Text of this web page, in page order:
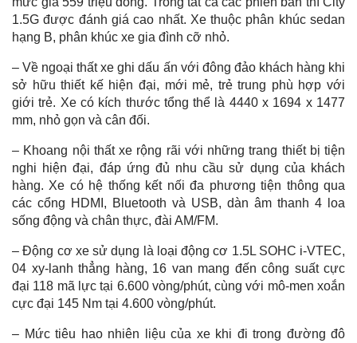
1.5G được đánh giá cao nhất. Xe thuộc phân khúc sedan
hạng B, phân khúc xe gia đình cỡ nhỏ.
– Về ngoại thất xe ghi dấu ấn với đông đảo khách hàng khi
sở hữu thiết kế hiện đại, mới mẻ, trẻ trung phù hợp với
giới trẻ. Xe có kích thước tổng thể là 4440 x 1694 x 1477
mm, nhỏ gọn và cân đối.
– Khoang nội thất xe rộng rãi với những trang thiết bị tiện
nghi hiện đại, đáp ứng đủ nhu cầu sử dụng của khách
hàng. Xe có hệ thống kết nối đa phương tiện thông qua
các cổng HDMI, Bluetooth và USB, dàn âm thanh 4 loa
sống động và chân thực, đài AM/FM.
– Động cơ xe sử dụng là loại động cơ 1.5L SOHC i-VTEC,
04 xy-lanh thẳng hàng, 16 van mang đến công suất cực
đại 118 mã lực tại 6.600 vòng/phút, cùng với mô-men xoắn
cực đại 145 Nm tại 4.600 vòng/phút.
– Mức tiêu hao nhiên liệu của xe khi đi trong đường đô